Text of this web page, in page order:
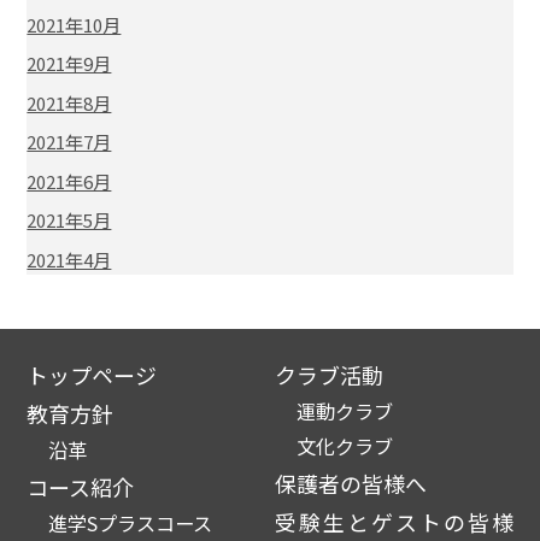
2021年10月
2021年9月
2021年8月
2021年7月
2021年6月
2021年5月
2021年4月
トップページ
教育方針
沿革
コース紹介
進学Sプラスコース
クラブ活動
運動クラブ
文化クラブ
保護者の皆様へ
受験生とゲストの皆様